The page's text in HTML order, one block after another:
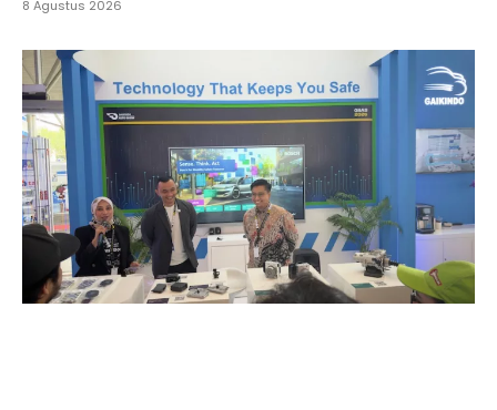
8 Agustus 2026